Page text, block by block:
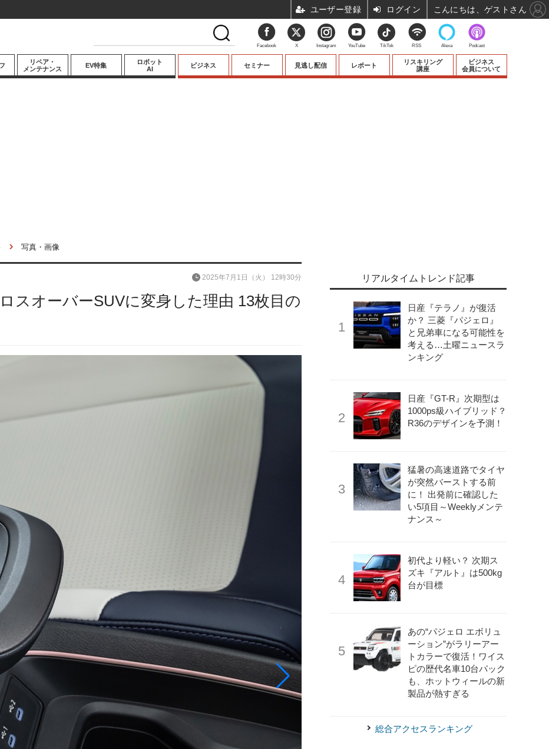
リペア・
メンテナンス
EV特集
ロボット
AI
ビジネス セミナー 見逃し配信 レポート
リスキリング
講座
ビジネス
会員について
写真・画像
スオーバーSUVに変身した理由 13枚目の
2025年7月1日（火） 12時30分 リアルタイムトレンド記事
日産『テラノ』が復活
か？ 三菱『パジェロ』
と兄弟車になる可能性を
考える…土曜ニュースラ
ンキング
日産『GT-R』次期型は
1000ps級ハイブリッド？
R36のデザインを予測！
猛暑の高速道路でタイヤ
が突然バーストする前
に！ 出発前に確認した
い5項目～Weeklyメンテ
ナンス～
初代より軽い？ 次期ス
ズキ『アルト』は500kg
台が目標
あの“パジェロ エボリュ
ーション”がラリーアー
トカラーで復活！ワイス
ピの歴代名車10台パック
も、ホットウィールの新
製品が熱すぎる
総合アクセスランキング
Facebook X Instagram YouTube TikTok RSS Alexa Podcast
ユーザー登録 ログイン こんにちは、ゲストさん